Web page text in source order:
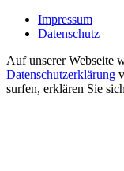
Impressum
Datenschutz
Auf unserer Webseite
Datenschutzerklärung
surfen, erklären Sie